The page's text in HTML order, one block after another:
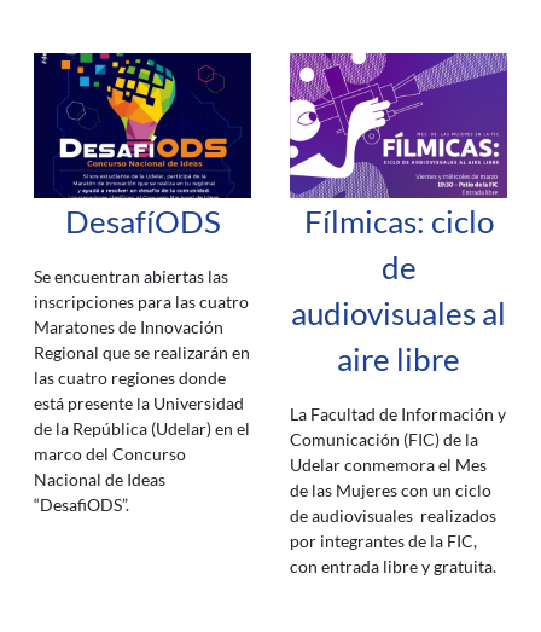
DesafíODS
Se encuentran abiertas las
inscripciones para las cuatro
Maratones de Innovación
Regional que se realizarán en
las cuatro regiones donde
está presente la Universidad
de la República (Udelar) en el
marco del Concurso
Nacional de Ideas
“DesafiODS”.
Fílmicas: ciclo
de
audiovisuales al
aire libre
La Facultad de Información y
Comunicación (FIC) de la
Udelar conmemora el Mes
de las Mujeres con un ciclo
de audiovisuales realizados
por integrantes de la FIC,
con entrada libre y gratuita.